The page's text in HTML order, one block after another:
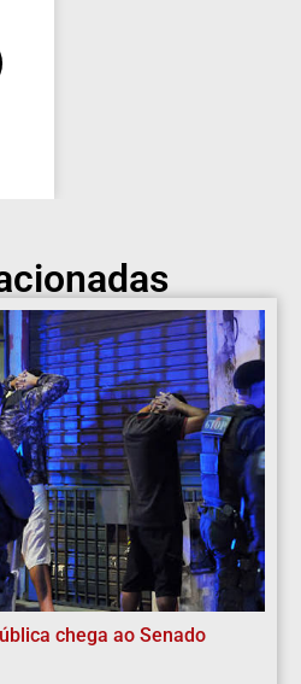
chega ao Senado